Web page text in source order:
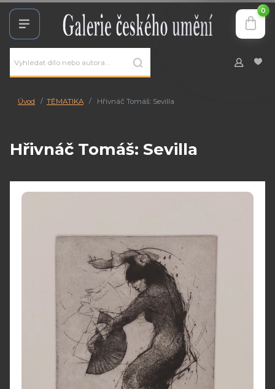
0
Úvod TÉMATIKA Hřivnáč Tomáš: Sevilla
Hřivnáč Tomáš: Sevilla